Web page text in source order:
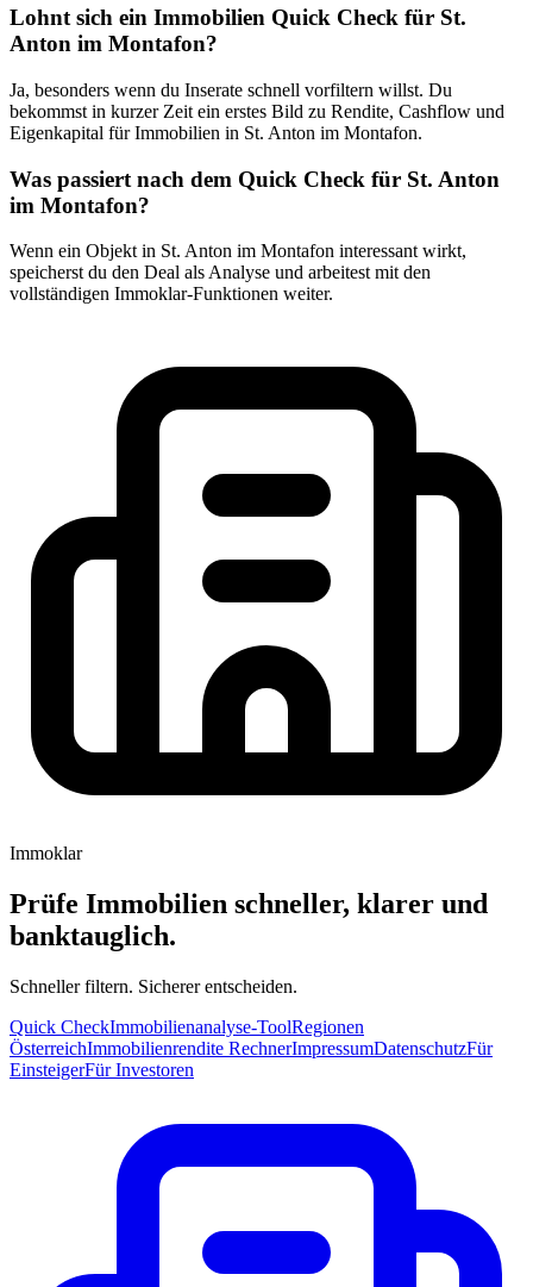
Lohnt sich ein Immobilien Quick Check für St.
Anton im Montafon?
Ja, besonders wenn du Inserate schnell vorfiltern willst. Du
bekommst in kurzer Zeit ein erstes Bild zu Rendite, Cashflow und
Eigenkapital für Immobilien in St. Anton im Montafon.
Was passiert nach dem Quick Check für St. Anton
im Montafon?
Wenn ein Objekt in St. Anton im Montafon interessant wirkt,
speicherst du den Deal als Analyse und arbeitest mit den
vollständigen Immoklar-Funktionen weiter.
Immoklar
Prüfe Immobilien schneller, klarer und
banktauglich.
Schneller filtern. Sicherer entscheiden.
Quick CheckImmobilienanalyse-ToolRegionen
ÖsterreichImmobilienrendite RechnerImpressumDatenschutzFür
EinsteigerFür Investoren